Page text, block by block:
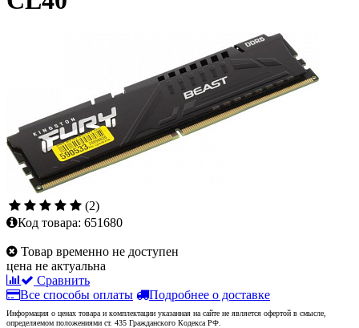
(2)
Код товара: 651680
Товар временно не доступен
цена не актуальна
Сравнить
Все способы оплаты
Подробнее о доставке
Информация о ценах товара и комплектации указанная на сайте не является офертой в смысле,
определяемом положениями ст. 435 Гражданского Кодекса РФ.